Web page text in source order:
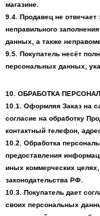
магазине.
9.4. Продавец не отвечает
неправильного
данных, а также
9.5. Покупатель несёт
персональных данных,
10. ОБРАБОТКА
10.1. Оформляя Заказ на
согласие на обработку
контактный телефон,
10.2. Обработка
предоставления
иных коммерческих
законодательства РФ.
10.3. Покупатель дает
своих персональных